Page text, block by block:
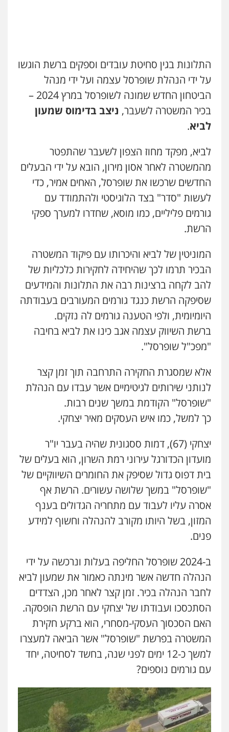
התלונות בגין סחיטת עובדים וספקים ברשת הוגשו
על ידי הנהלת שופרסל עצמה ועל ידי מנהל
הביטחון החדש שמונה לשופרסל במרץ 2024 –
בכיר המשטרה לשעבר, ניצב בדימוס שמעון
לביא.
לביא, מפקד מחוז הצפון לשעבר שהתפטר
מהמשטרה לאחר אסון מירון, הובא על ידי הבעלים
החדשים שרכשו את שופרסל, האחים אמיר, כדי
לעשות "סדר" בצד הלוגיסטי ולהתמודד עם
גורמים פליליים, כמו מוסא, שחדרו למערך ספקי
הרשת.
המוניטין של לביא והיכרותו עם פיקוד המשטרה
הבכיר תרמו לכך שהיחידה לחקירות כלכליות של
להב לקחה ברצינות רבה את התלונות והמידעים
שסיפקה הרשת כנגד גורמים המעורבים בעבודתה
היומיומית, ולפי הטענה גורמים לה נזקים.
ברשת השיווק עצמה אגב כינו את לביא בחיבה
"מפכ"ל שופרסל".
אלא שמסגרת החקירה התרחבה תוך זמן קצר
לנותני שירותים לגיטימיים אשר עבדו עם הנהלת
"שופרסל" הקודמת במשך שנים רבות.
כך למשל, כמו איש העסקים מאיר יצחקי.
יצחקי (67), דמות ססגונית שהיה בעבר יו"ר
מועדון הכדורגל עירוני רמת השרון, הוא בעלים של
בית דפוס גדול שסיפק את החומרים השיווקיים של
"שופרסל" במשך שלושה עשורים. הרשת אף
אסרה עליו לעבוד עם מתחריה הגדולים בענף
המזון, בשל היותו מקורב להנהלה וחשוף למידע
פנים.
ב-2024 שופרסל החליפה בעלות ונרכשה על ידי
הנהלה חדשה אשר מינתה כאמור את שמעון לביא
לחבר הנהלה בכיר. זמן קצר לאחר מכן, הצדדים
הסתכסכו ועבודתו של יצחקי עם הרשת הופסקה.
האם הסכסוך העסקי-מסחרי, הוא ברקע חקירת
המשטרה בפרשת "שופרסל" אשר הביאה למעצרו
למשך כ-12 ימים לפני שנה, בחשד לסחיטה, יחד
עם גורמים נוספים?